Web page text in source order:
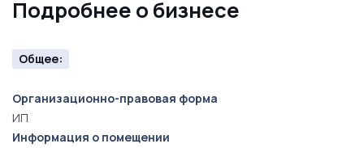
Подробнее о бизнесе
Общее:
Организационно-правовая форма
ИП
Информация о помещении